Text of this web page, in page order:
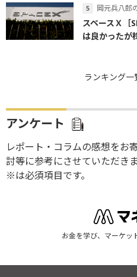
岡元兵八郎
スペースＸ［
は良かったが
ランキング一
アンケート
レポート・コラムの感想をお
討等に参考にさせていただきま
※は必須項目です。
お金を学び、マーケッ